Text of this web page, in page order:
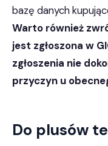
bazę danych
Warto również
jest zgłoszona w
zgłoszenia nie
przyczyn u
Do plusów